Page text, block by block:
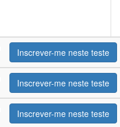
Inscrever-me neste teste
Inscrever-me neste teste
Inscrever-me neste teste